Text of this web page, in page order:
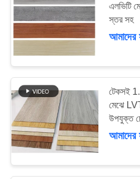
NO
INPUT
FILE
SPECIFIED.
উদ্ধৃতির
জন্য
আবেদন
স্ব আঠালো
এসপিসি
প্লাস্টিকের
এলভিটি
স্তর সহ
আমাদের
টেকসই
মেঝে
উপযুক্ত
আমাদের